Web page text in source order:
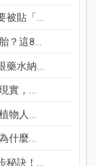
被貼「...
？這8...
藥水納...
實，...
物人...
什麼...
秘訣！...